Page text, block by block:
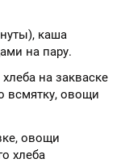
каша
на пару.
на закваске
всмятку, овощи
овощи
хлеба